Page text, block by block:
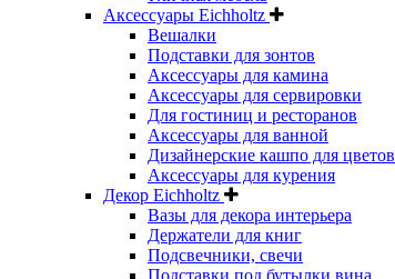
Аксессуары Eichholtz
Вешалки
Подставки для зонтов
Аксессуары для камина
Аксессуары для сервировки
Для гостиниц и ресторанов
Аксессуары для ванной
Дизайнерские кашпо для цветов
Аксессуары для курения
Декор Eichholtz
Вазы для декора интерьера
Держатели для книг
Подсвечники, свечи
Подставки под бутылки вина